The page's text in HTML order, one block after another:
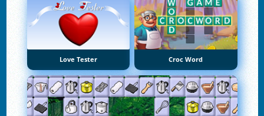
Love Tester Croc Word